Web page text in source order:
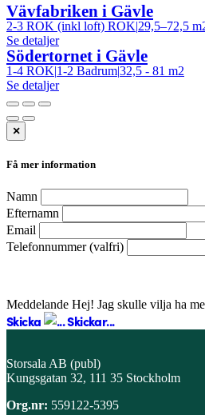
Vävfabriken i Gävle
2-3 ROK (inkl loft) ROK|29,5–72,5
Se detaljer
Södertornet i Gävle
1-4 ROK|1-2 Badrum|32,5 - 81 m2
Se detaljer
×
Få mer information
Namn
Efternamn
Email
Telefonnummer (valfri)
Meddelande Hej! Jag skulle vilja ha
Skicka Skickar...
Storsala AB (publ)
Kungsgatan 32, 111 35 Stockholm
Org.nr: 559122-5395